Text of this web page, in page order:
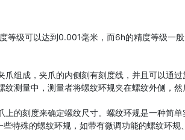
等级可以达到0.001毫米，而6h的精度等级一
组成，夹爪的内侧刻有刻度线，并且可以通过
测量中，测量者将螺纹环规夹在螺纹外侧，然
的刻度来确定螺纹尺寸。螺纹环规是一种简单
特殊的螺纹环规，如带有微调功能的螺纹环规